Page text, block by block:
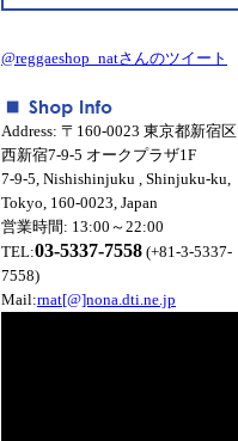
@reggaeshop_natさんのツイート
Address: 〒160-0023 東京都新宿区
西新宿7-9-5 オークプラザ1F
7-9-5, Nishishinjuku , Shinjuku-ku,
Tokyo, 160-0023, Japan
営業時間: 13:00～22:00
TEL:03-5337-7558 (+81-3-5337-
7558)
Mail:rnat[@]nona.dti.ne.jp